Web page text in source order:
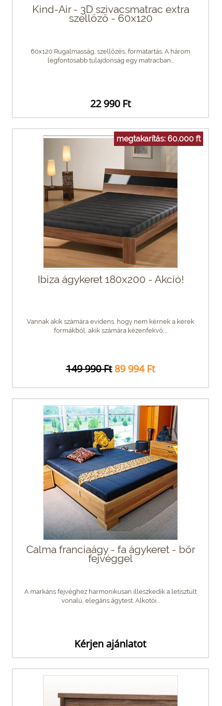
Kind-Air - 3D szivacsmatrac extra
szellőző - 60x120
60x120 Rugalmasság, szellőzés, formatartás. A három
legfontosabb tulajdonság egy matracban...
22 990 Ft
megtakarítás: 60.000 ft
Ibiza ágykeret 180x200 - Akció!
Vannak akik számára evidens, hogy nem kérnek a kerek
formákból, akik számára kézenfekvő,...
149 990 Ft 89 994 Ft
Calma franciaágy - fa ágykeret - bőr
fejvéggel
A markáns fejvéghez harmonikusan illeszkedik a letisztult
vonalú, elegáns ágytest. Alkotói...
Kérjen ajánlatot